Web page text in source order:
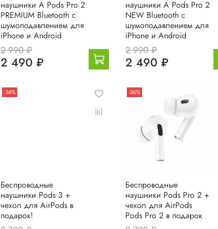
наушники A Pods Pro 2
PREMIUM Bluetooth c
шумоподавлением для
iPhone и Android
2 990 ₽
2 490 ₽
наушники A Pods Prо 2
NEW Bluetooth c
шумоподавлением для
iPhone и Android
2 990 ₽
2 490 ₽
-36%
Беспроводные
наушники Pods 3 +
чехол для AirPods в
подарок!
-36%
Беспроводные
наушники Pods Pro 2 +
чехол для AirPods
Pods Pro 2 в подарок